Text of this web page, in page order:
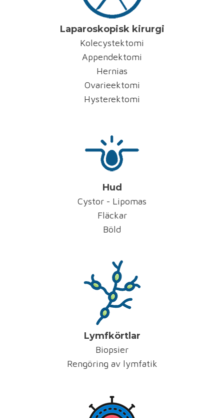
Laparoskopisk kirurgi
Kolecystektomi
Appendektomi
Hernias
Ovarieektomi
Hysterektomi
Hud
Cystor - Lipomas
Fläckar
Böld
Lymfkörtlar
Biopsier
Rengöring av lymfatik